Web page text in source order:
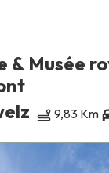
& Musée
9,83 Km